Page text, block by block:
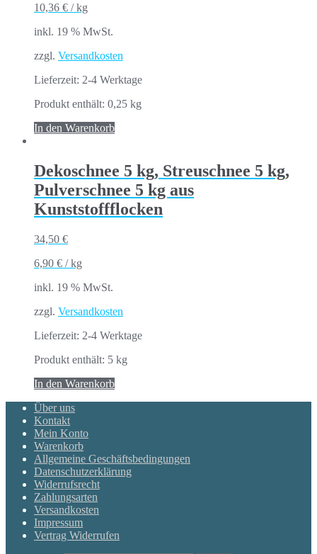
10,36 € /kg
inkl. 19 % MwSt.
zzgl. Versandkosten
Lieferzeit: 2-4 Werktage
Produkt enthält: 0,25 kg
In den Warenkorb
Dekoschnee 5 kg, Streuschnee 5 kg,
Pulverschnee 5 kg aus
Kunststoffflocken
34,50 €
6,90 € /kg
inkl. 19 % MwSt.
zzgl. Versandkosten
Lieferzeit: 2-4 Werktage
Produkt enthält: 5 kg
In den Warenkorb
Über uns
Kontakt
Mein Konto
Warenkorb
Allgemeine Geschäftsbedingungen
Datenschutzerklärung
Widerrufsrecht
Zahlungsarten
Versandkosten
Impressum
Vertrag Widerrufen